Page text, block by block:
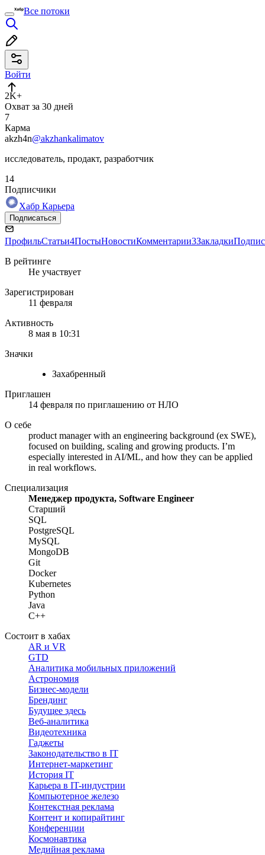
Все потоки
Войти
2K+
Охват за 30 дней
7
Карма
akzh4n@akzhankalimatov
исследователь, продакт, разработчик
14
Подписчики
Хабр Карьера
Подписаться
ПрофильСтатьи4ПостыНовостиКомментарии3Закладки
В рейтинге
Не участвует
Зарегистрирован
11 февраля
Активность
8 мая в 10:31
Значки
Захабренный
Приглашен
14 февраля по приглашению от НЛО
О себе
product manager with an engineering background (ex SWE),
focused on building, scaling and growing products. I’m
especially interested in AI/ML, and how they can be applied
in real workflows.
Специализация
Менеджер продукта, Software Engineer
Старший
SQL
PostgreSQL
MySQL
MongoDB
Git
Docker
Kubernetes
Python
Java
C++
Состоит в хабах
AR и VR
GTD
Аналитика мобильных приложений
Астрономия
Бизнес-модели
Брендинг
Будущее здесь
Веб-аналитика
Видеотехника
Гаджеты
Законодательство в IT
Интернет-маркетинг
История IT
Карьера в IT-индустрии
Компьютерное железо
Контекстная реклама
Контент и копирайтинг
Конференции
Космонавтика
Медийная реклама